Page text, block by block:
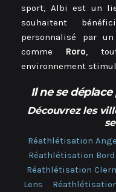
sport, Albi est un
souhaitent
personnalisé par un
comme Roro,
environnement
Il ne se
Découvrez les
Réathlétisation
Réathlétisation
Réathlétisation
Lens